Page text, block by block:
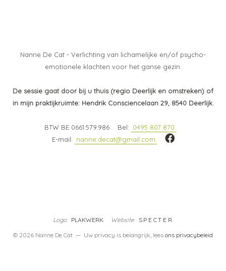
Nanne De Cat - Verlichting van lichamelijke en/of psycho-
emotionele klachten voor het ganse gezin.
De sessie gaat door bij u thuis (regio Deerlijk en omstreken) of
in mijn praktijkruimte: Hendrik Consciencelaan 29, 8540 Deerlijk.
BTW BE 0661.579.986 Bel: 0495 807 870
E-mail: nanne.decat@gmail.com
Logo PLAKWERK Website
SPECTER
© 2026 Nanne De Cat — Uw privacy is belangrijk, lees ons privacybeleid